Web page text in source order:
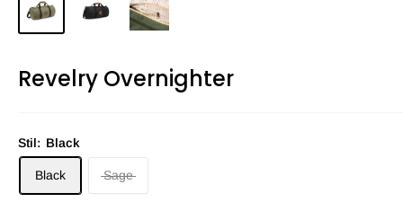
Revelry Overnighter
Stil: Black
Black Sage